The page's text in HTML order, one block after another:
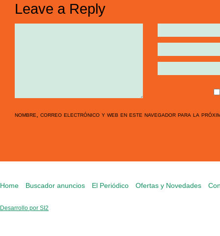
Leave a Reply
nombre, correo electrónico y web en este navegador para la
Home Buscador anuncios El Periódico Ofertas y Novedades
Desarrollo por SI2